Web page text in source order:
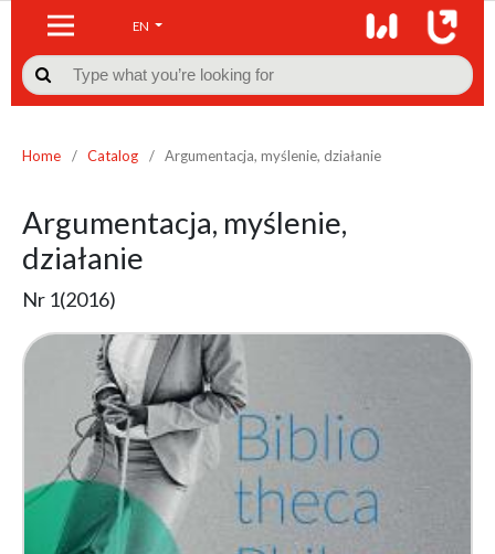
EN

Home / Catalog / Argumentacja, myślenie, działanie
Argumentacja, myślenie,
działanie
Nr 1(2016)